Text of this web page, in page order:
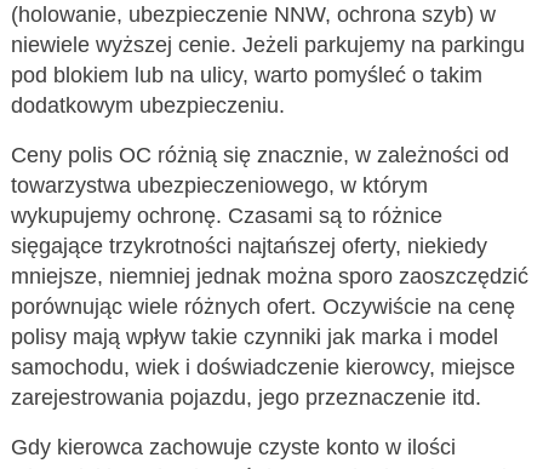
(holowanie, ubezpieczenie NNW, ochrona szyb) w
niewiele wyższej cenie. Jeżeli parkujemy na parkingu
pod blokiem lub na ulicy, warto pomyśleć o takim
dodatkowym ubezpieczeniu.
Ceny polis OC różnią się znacznie, w zależności od
towarzystwa ubezpieczeniowego, w którym
wykupujemy ochronę. Czasami są to różnice
sięgające trzykrotności najtańszej oferty, niekiedy
mniejsze, niemniej jednak można sporo zaoszczędzić
porównując wiele różnych ofert. Oczywiście na cenę
polisy mają wpływ takie czynniki jak marka i model
samochodu, wiek i doświadczenie kierowcy, miejsce
zarejestrowania pojazdu, jego przeznaczenie itd.
Gdy kierowca zachowuje czyste konto w ilości